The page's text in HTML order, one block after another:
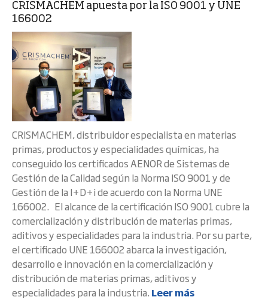
CRISMACHEM apuesta por la ISO 9001 y UNE
166002
CRISMACHEM, distribuidor especialista en materias
primas, productos y especialidades químicas, ha
conseguido los certificados AENOR de Sistemas de
Gestión de la Calidad según la Norma ISO 9001 y de
Gestión de la I+D+i de acuerdo con la Norma UNE
166002. El alcance de la certificación ISO 9001 cubre la
comercialización y distribución de materias primas,
aditivos y especialidades para la industria. Por su parte,
el certificado UNE 166002 abarca la investigación,
desarrollo e innovación en la comercialización y
distribución de materias primas, aditivos y
especialidades para la industria. Leer más